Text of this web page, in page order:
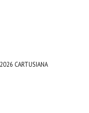
CARTUSIANA